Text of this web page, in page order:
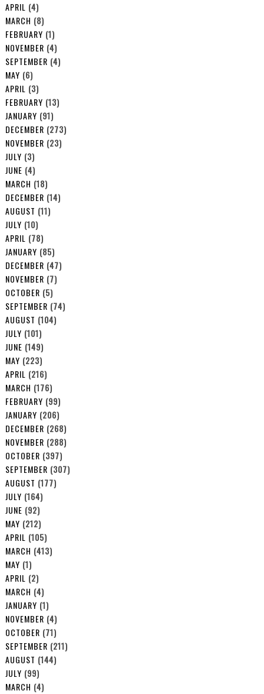
APRIL (4)
MARCH (8)
FEBRUARY (1)
NOVEMBER (4)
SEPTEMBER (4)
MAY (6)
APRIL (3)
FEBRUARY (13)
JANUARY (91)
DECEMBER (273)
NOVEMBER (23)
JULY (3)
JUNE (4)
MARCH (18)
DECEMBER (14)
AUGUST (11)
JULY (10)
APRIL (78)
JANUARY (85)
DECEMBER (47)
NOVEMBER (7)
OCTOBER (5)
SEPTEMBER (74)
AUGUST (104)
JULY (101)
JUNE (149)
MAY (223)
APRIL (216)
MARCH (176)
FEBRUARY (99)
JANUARY (206)
DECEMBER (268)
NOVEMBER (288)
OCTOBER (397)
SEPTEMBER (307)
AUGUST (177)
JULY (164)
JUNE (92)
MAY (212)
APRIL (105)
MARCH (413)
MAY (1)
APRIL (2)
MARCH (4)
JANUARY (1)
NOVEMBER (4)
OCTOBER (71)
SEPTEMBER (211)
AUGUST (144)
JULY (99)
MARCH (4)